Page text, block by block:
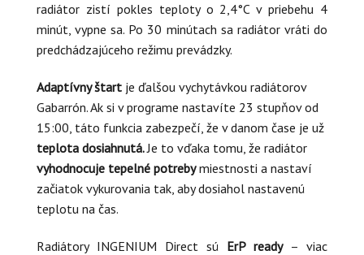
radiátor zistí pokles teploty o 2,4°C v priebehu 4
minút, vypne sa. Po 30 minútach sa radiátor vráti do
predchádzajúceho režimu prevádzky.
Adaptívny štart je ďalšou vychytávkou radiátorov
Gabarrón. Ak si v programe nastavíte 23 stupňov od
15:00, táto funkcia zabezpečí, že v danom čase je už
teplota dosiahnutá.Je to vďaka tomu, že radiátor
vyhodnocuje tepelné potrebymiestnosti a nastaví
začiatok vykurovania tak, aby dosiahol nastavenú
teplotu na čas.
Radiátory INGENIUM Direct sú ErP ready– viac